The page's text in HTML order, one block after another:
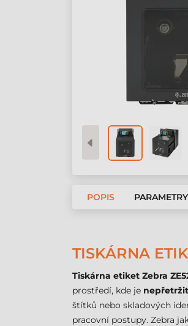
POPIS PARAMETRY
TISKÁRNA
Tiskárna etiket Zebra
prostředí, kde je
štítků nebo skladových
pracovní postupy. Zebra